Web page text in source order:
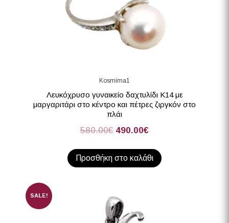
Kosmima1
Λευκόχρυσο γυναικείο δαχτυλίδι Κ14 με
μαργαριτάρι στο κέντρο και πέτρες ζιργκόν στο
πλάι
580.00€ 490.00€
Προσθήκη στο καλάθι
SALE!